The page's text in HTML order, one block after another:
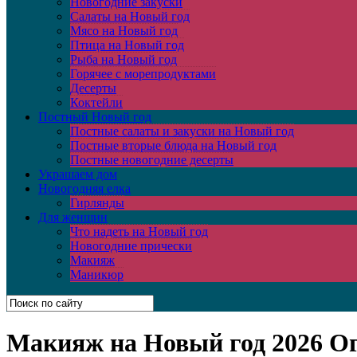
Салаты на Новый год
Мясо на Новый год
Птица на Новый год
Рыба на Новый год
Горячее с морепродуктами
Десерты
Коктейли
Постный Новый год
Постные салаты и закуски на Новый год
Постные вторые блюда на Новый год
Постные новогодние десерты
Украшаем дом
Новогодняя елка
Гирлянды
Для женщин
Что надеть на Новый год
Новогодние прически
Макияж
Маникюр
Макияж на Новый год 2026